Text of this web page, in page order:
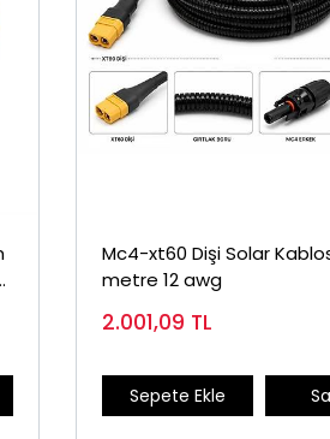
Mc4-xt60 Dişi Solar
metre 12 awg
2.001,09 TL
Sepete Ekle